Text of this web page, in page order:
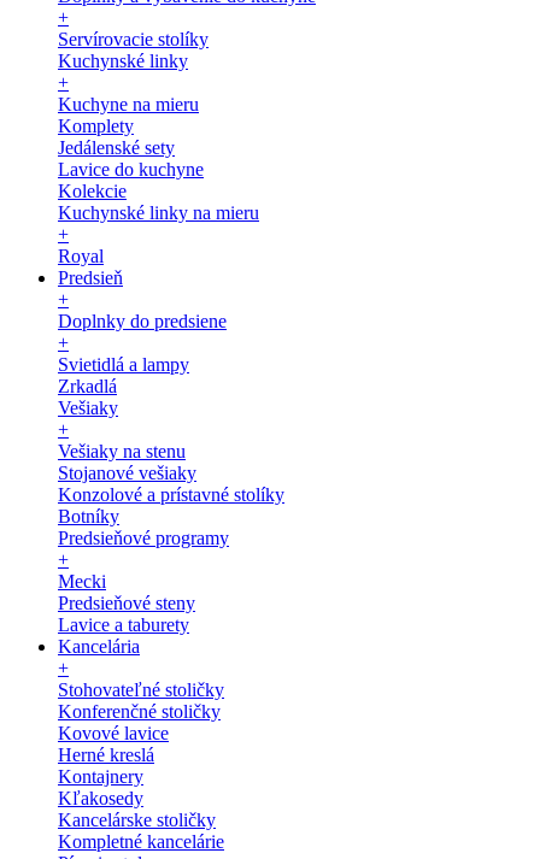
+
Servírovacie stolíky
Kuchynské linky
+
Kuchyne na mieru
Komplety
Jedálenské sety
Lavice do kuchyne
Kolekcie
Kuchynské linky na mieru
+
Royal
Predsieň
+
Doplnky do predsiene
+
Svietidlá a lampy
Zrkadlá
Vešiaky
+
Vešiaky na stenu
Stojanové vešiaky
Konzolové a prístavné stolíky
Botníky
Predsieňové programy
+
Mecki
Predsieňové steny
Lavice a taburety
Kancelária
+
Stohovateľné stoličky
Konferenčné stoličky
Kovové lavice
Herné kreslá
Kontajnery
Kľakosedy
Kancelárske stoličky
Kompletné kancelárie